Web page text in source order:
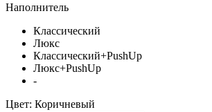
Наполнитель
Классический
Люкс
Классический+PushUp
Люкс+PushUp
-
Цвет: Коричневый